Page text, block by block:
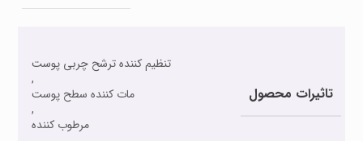
تاثیرات محصول
تنظیم کننده ترشح چربی پوست
,
مات کننده سطح پوست
,
مرطوب کننده